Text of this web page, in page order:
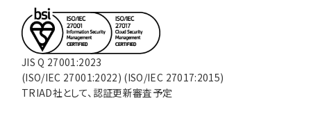
JIS Q 27001:2023
(ISO/IEC 27001:2022) (ISO/IEC 27017:2015)
TRIAD社として、認証更新審査予定